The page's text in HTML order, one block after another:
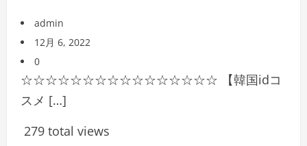
admin
12月 6, 2022
0
☆☆☆☆☆☆☆☆☆☆☆☆☆☆☆☆ 【韓国idコ
スメ […]
279 total views